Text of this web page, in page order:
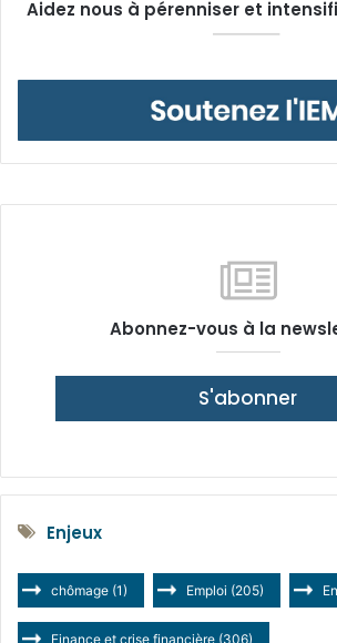
Aidez nous à pérenniser et
Abonnez-vous à la
S'abonner
Enjeux
chômage (1) Emploi (205)
Finance et crise financière (306)